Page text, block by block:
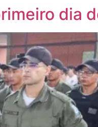
dia